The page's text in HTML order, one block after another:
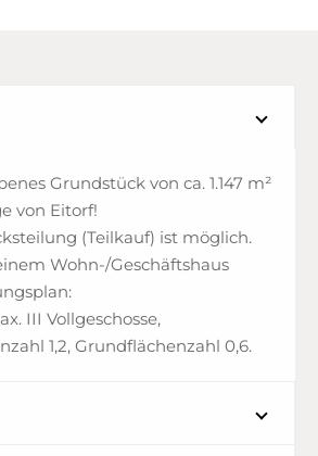
Grundstück von ca. 1.147 m²
von Eitorf!
(Teilkauf) ist möglich.
Wohn-/Geschäftshaus
III Vollgeschosse,
1,2, Grundflächenzahl 0,6.